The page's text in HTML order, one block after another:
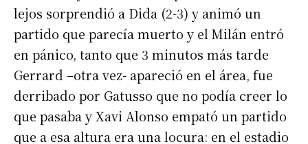
lejos sorprendió a Dida (2-3) y animó un
partido que parecía muerto y el Milán entró
en pánico, tanto que 3 minutos más tarde
Gerrard –otra vez- apareció en el área, fue
derribado por Gatusso que no podía creer lo
que pasaba y Xavi Alonso empató un partido
que a esa altura era una locura: en el estadio